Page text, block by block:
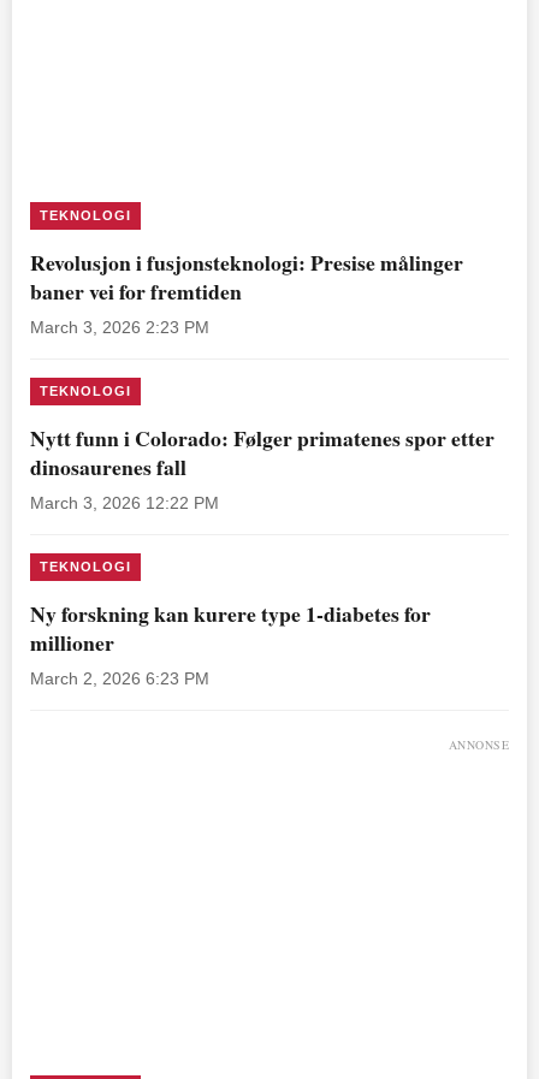
TEKNOLOGI
Revolusjon i fusjonsteknologi: Presise målinger
baner vei for fremtiden
March 3, 2026 2:23 PM
TEKNOLOGI
Nytt funn i Colorado: Følger primatenes spor etter
dinosaurenes fall
March 3, 2026 12:22 PM
TEKNOLOGI
Ny forskning kan kurere type 1-diabetes for
millioner
March 2, 2026 6:23 PM
ANNONSE